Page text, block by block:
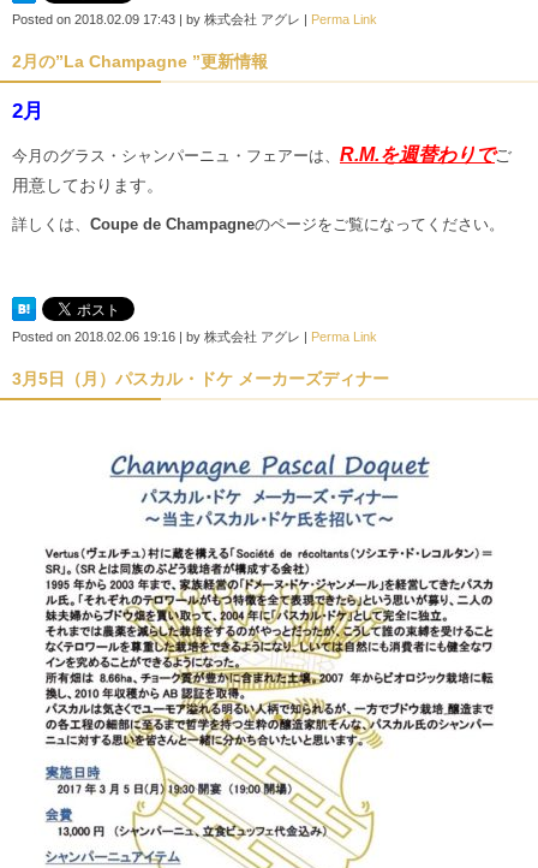
Posted on 2018.02.09 17:43 | by 株式会社 アグレ | Perma Link
2月の”La Champagne ”更新情報
2月
今月のグラス・シャンパーニュ・フェアーは、 R.M.を週替わりでご
用意しております。
詳しくは、 Coupe de Champagneのページをご覧になってください。
Posted on 2018.02.06 19:16 | by 株式会社 アグレ | Perma Link
3月5日（月）パスカル・ドケ メーカーズディナー